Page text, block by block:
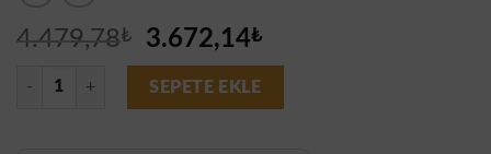
4.479,78₺
Orijinal
fiyat:
4.479,78₺.
3.672,14₺Şu
andaki
3.672,14₺.
2 Kameralı Set – Yapay Zeka Özellikli Gece Görüşlü 5 MP Sony Lensli
SEPETE EKLE